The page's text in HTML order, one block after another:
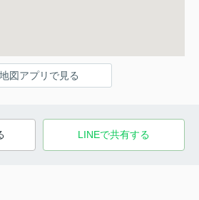
地図アプリで見る
LINEで共有する